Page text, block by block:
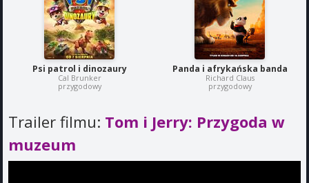
Psi patrol i dinozaury
Cal Brunker
przygodowy
Panda i afrykańska banda
Richard Claus
przygodowy
Trailer filmu: Tom i Jerry: Przygoda w
muzeum